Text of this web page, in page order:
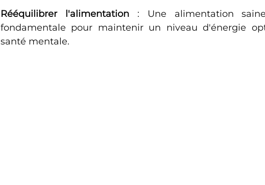
Rééquilibrer l'alimentation : Une alimentation
fondamentale pour maintenir un niveau d'énergie
santé mentale.